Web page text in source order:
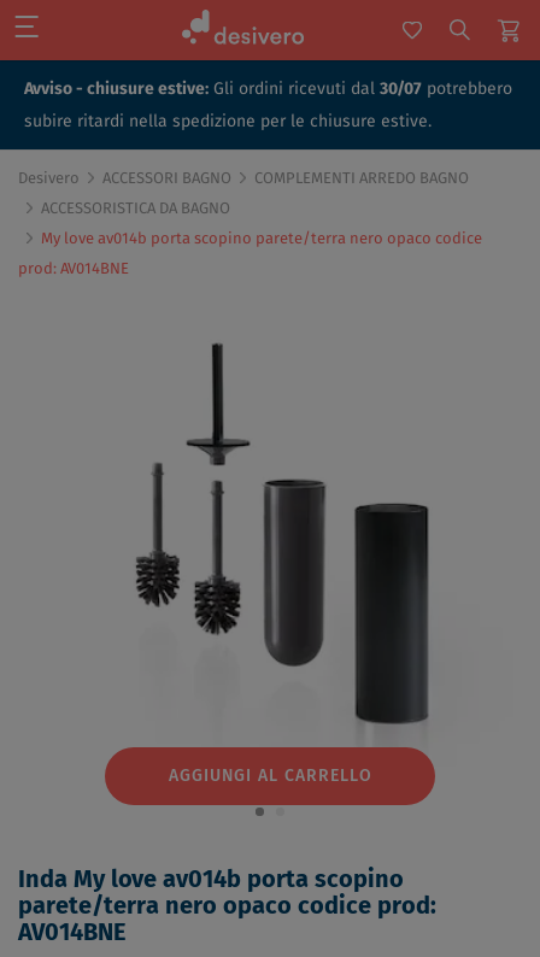
Avviso - chiusure estive: Gli ordini ricevuti dal 30/07 potrebbero
subire ritardi nella spedizione per le chiusure estive.
Desivero ACCESSORI BAGNO
COMPLEMENTI ARREDO BAGNO
ACCESSORISTICA DA BAGNO
My love av014b porta scopino parete/terra nero opaco codice
prod: AV014BNE
AGGIUNGI AL CARRELLO
Inda My love av014b porta scopino
parete/terra nero opaco codice prod:
AV014BNE